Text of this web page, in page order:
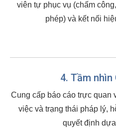
viên tự phục vụ (chấm
phép) và kết nối
4. Tầm
Cung cấp báo cáo trực quan
việc và trạng thái pháp lý,
quyết định